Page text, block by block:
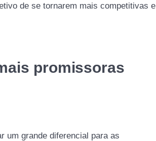
de se tornarem mais competitivas e
promissoras
um grande diferencial para as